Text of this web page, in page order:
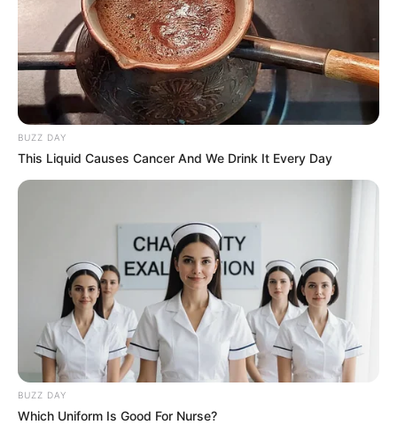
BUZZ DAY
This Liquid Causes Cancer And We Drink It Every Day
BUZZ DAY
Which Uniform Is Good For Nurse?